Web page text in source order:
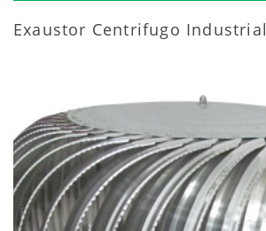
Exaustor Centrifugo Industrial